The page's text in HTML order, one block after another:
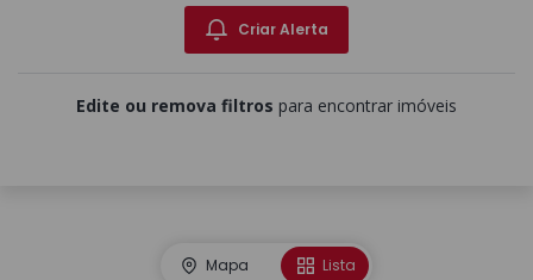
Criar Alerta
Edite ou remova filtros para encontrar imóveis
Mapa Lista